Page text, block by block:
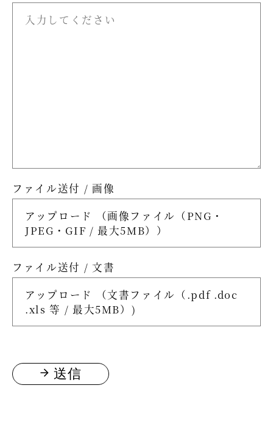
ファイル送付 / 画像
ファイル送付 / 文書
送信